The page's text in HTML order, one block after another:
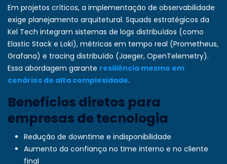
Em projetos críticos, a implementação de observabilidade
exige planejamento arquitetural. Squads estratégicos da
Kel Tech integram sistemas de logs distribuídos (como
Elastic Stack e Loki), métricas em tempo real (Prometheus,
Grafana) e tracing distribuído (Jaeger, OpenTelemetry).
Essa abordagem garante resiliência mesmo em
cenários de alta complexidade.
Benefícios diretos para
empresas de tecnologia
Redução de downtime e indisponibilidade
Aumento da confiança no time interno e no cliente
final